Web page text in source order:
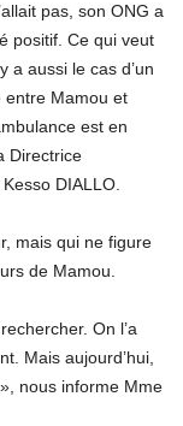
pas, son ONG a
positif. Ce qui veut
a aussi le cas d’un
entre Mamou et
est en
Directrice
DIALLO.
mais qui ne figure
de Mamou.
On l’a
Mais aujourd’hui,
nous informe Mme